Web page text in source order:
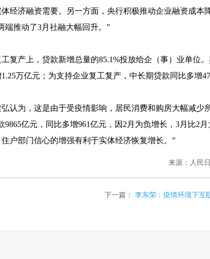
经济融资需要。另一方面，央行积极推动企业融资成本
端推动了3月社融大幅回升。”
复产上，贷款新增总量的85.1%投放给企（事）业单位
万亿元；为支持企业复工复产，中长期贷款同比多增
认为，这是由于受疫情影响，居民消费和购房大幅减少
亿元，同比多增961亿元，因2月为负增长，3月比2
户部门信心的增强有利于实体经济恢复增长。”
来源：人民
下一篇： 李东荣：疫情环境下互